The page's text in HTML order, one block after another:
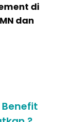
di
dan